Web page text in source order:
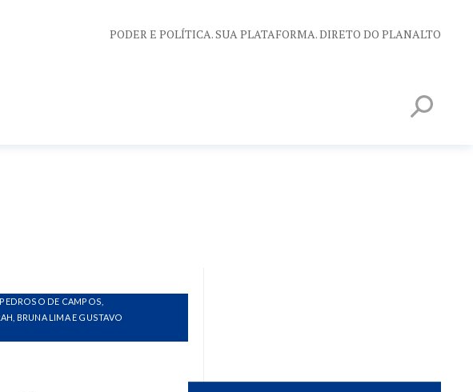
PODER E POLÍTICA. SUA PLATAFORMA. DIRETO DO PLANALTO
DE CAMPOS,
BRUNA LIMA E GUSTAVO